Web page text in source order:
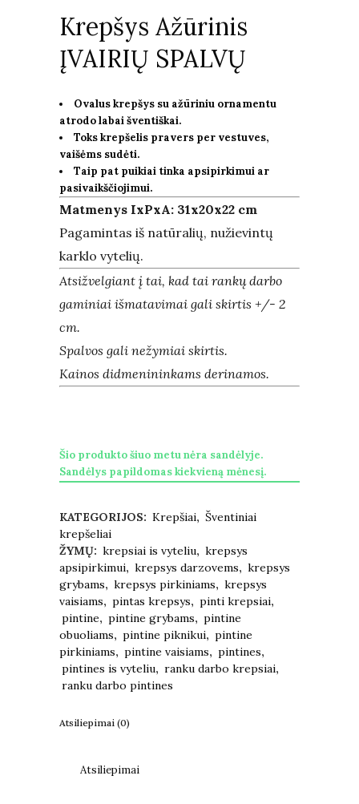
Krepšys Ažūrinis
ĮVAIRIŲ SPALVŲ
Ovalus krepšys su ažūriniu ornamentu
atrodo labai šventiškai.
Toks krepšelis pravers per vestuves,
vaišėms sudėti.
Taip pat puikiai tinka apsipirkimui ar
pasivaikščiojimui.
Matmenys IxPxA: 31x20x22 cm
Pagamintas iš natūralių, nužievintų
karklo vytelių.
Atsižvelgiant į tai, kad tai rankų darbo
gaminiai išmatavimai gali skirtis +/- 2
cm.
Spalvos gali nežymiai skirtis.
Kainos didmenininkams derinamos.
Šio produkto šiuo metu nėra sandėlyje.
Sandėlys papildomas kiekvieną mėnesį.
KATEGORIJOS: Krepšiai, Šventiniai
krepšeliai
ŽYMŲ: krepsiai is vyteliu, krepsys
apsipirkimui, krepsys darzovems, krepsys
grybams, krepsys pirkiniams, krepsys
vaisiams, pintas krepsys, pinti krepsiai,
pintine, pintine grybams, pintine
obuoliams, pintine piknikui, pintine
pirkiniams, pintine vaisiams, pintines,
pintines is vyteliu, ranku darbo krepsiai,
ranku darbo pintines
Atsiliepimai (0)
Atsiliepimai